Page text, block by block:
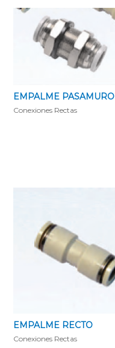
EMPALME PASAMURO
Conexiones Rectas
EMPALME RECTO
Conexiones Rectas